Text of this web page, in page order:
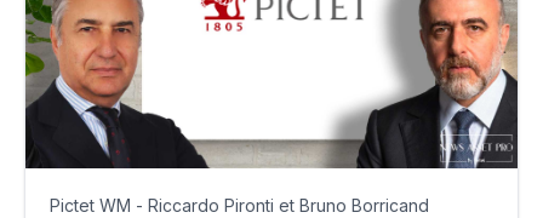
Pictet WM - Riccardo Pironti et Bruno Borricand